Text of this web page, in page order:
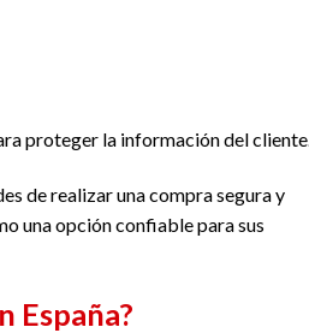
proteger la información del
de realizar una compra segura y
una opción confiable para sus
España?